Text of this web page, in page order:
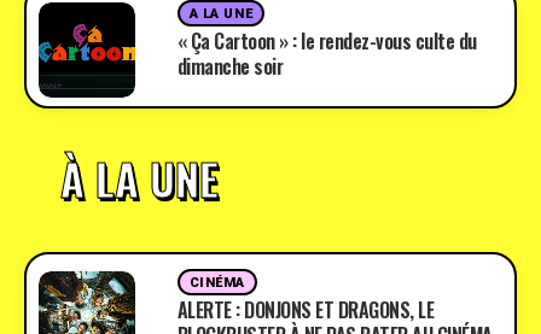
A LA UNE
« Ça Cartoon » : le rendez-vous culte du
dimanche soir
À LA UNE
CINÉMA
ALERTE : DONJONS ET DRAGONS, LE